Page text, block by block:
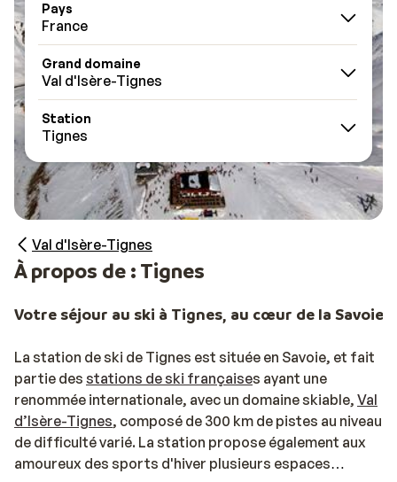
Pays
France
Grand domaine
Val d'Isère-Tignes
Station
Tignes
Val d'Isère-Tignes
À propos de : Tignes
Votre séjour au ski à Tignes, au cœur de la Savoie
La station de ski de Tignes est située en Savoie, et fait
partie des stations de ski françaises ayant une
renommée internationale, avec un domaine skiable, Val
d’Isère-Tignes, composé de 300 km de pistes au niveau
de difficulté varié. La station propose également aux
amoureux des sports d'hiver plusieurs espaces